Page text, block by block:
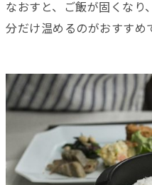
なおすと、ご飯が固くなり
分だけ温めるのがおすすめ